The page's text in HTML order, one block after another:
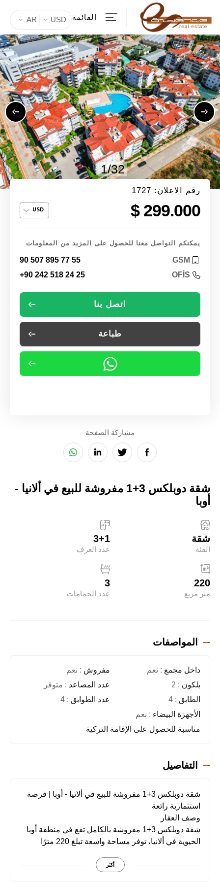
القائمة AR USD
1/32
رقم الاعلان: 1727
299.000 $
يمكنكم التواصل معنا للحصول على المزيد من المعلومات
GSM
90 507 895 77 55
OFİS
+90 242 518 24 25
اتصل بنا
طباعة
مشاركة الصفحة
شقة دوبلكس 3+1 مفروشة للبيع في ألانيا -
أوبا
شقة
الفئة
3+1
عدد الغرف
220
متر مربع
3
عدد الحمامات
المواصفات
داخل مجمع : نعم مفروش : نعم
بلكون : 2 عدد المصاعد : متوفر
الطابق : 4 عدد الطوابق : 4
الأجهزة البيضاء : نعم
مناسبة للحصول على الإقامة التركية
التفاصيل
شقة دوبلكس 3+1 مفروشة للبيع في ألانيا - أوبا | فرصة
استثمارية رائعة
وصف العقار
شقة دوبلكس 3+1 مفروشة بالكامل تقع في منطقة أوبا
الحيوية في ألانيا، توفر مساحة واسعة تبلغ 220 مترًا
والرفاهية.
أكثر